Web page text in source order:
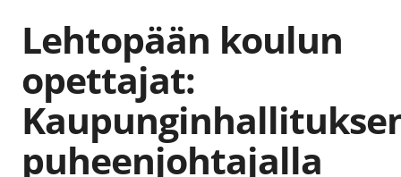
Lehtopään koulun
opettajat:
puheenjohtajalla